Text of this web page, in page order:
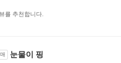
감을 해친 것 같습니다」중에서
를 추천합니다.
눈물이 핑